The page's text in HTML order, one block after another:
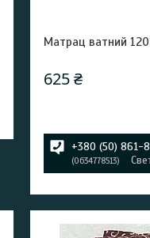
Матрац ватний
625 ₴
+380 (50) 861-
0634778513